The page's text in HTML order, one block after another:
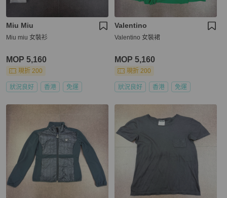
Miu Miu
Miu miu 女裝衫
MOP 5,160
現折 200
狀況良好 香港 免運
Valentino
Valentino 女裝裙
MOP 5,160
現折 200
狀況良好 香港 免運